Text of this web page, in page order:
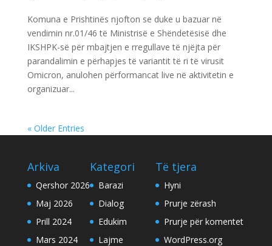
Komuna e Prishtinës njofton se duke u bazuar në
vendimin nr.01/46 të Ministrisë e Shëndetësisë dhe
IKSHPK-së për mbajtjen e rregullave të njëjta për
parandalimin e përhapjes të variantit të ri të virusit
Omicron, anulohen përformancat live në aktivitetin e
organizuar...
« Older Entries
Arkiva
Qershor 2026
Maj 2026
Prill 2024
Mars 2024
Kategori
Barazi
Dialog
Edukim
Lajme
Të tjera
Hyni
Prurje zërash
Prurje për komentet
WordPress.org